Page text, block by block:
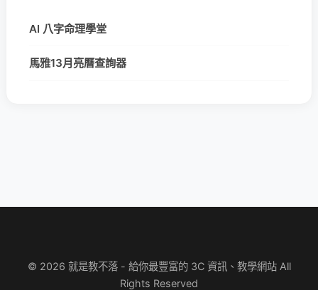
AI 八字命理學堂
馬雅13月亮曆查詢器
© 2026 就是教不落 - 給你最豐富的 3C 資訊、教學網站 All
Rights Reserved